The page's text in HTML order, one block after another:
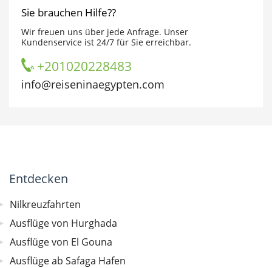
Sie brauchen Hilfe??
Wir freuen uns über jede Anfrage. Unser
Kundenservice ist 24/7 für Sie erreichbar.
+201020228483
info@reiseninaegypten.com
Entdecken
Nilkreuzfahrten
Ausflüge von Hurghada
Ausflüge von El Gouna
Ausflüge ab Safaga Hafen